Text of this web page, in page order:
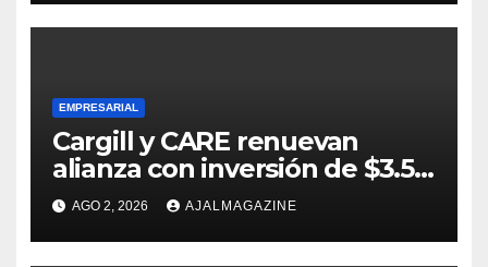
calidad en descanso
EMPRESARIAL
Cargill y CARE renuevan
alianza con inversión de $3.5
millones para el desarrollo de
mujeres rurales en
Centroamérica
AGO 2, 2026 AJALMAGAZINE